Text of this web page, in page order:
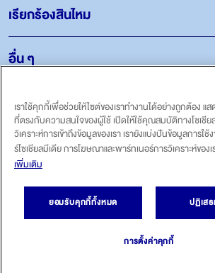
เรียกร้องสินไหม
อื่น ๆ
ภาษา
สายด่วน
เราใช้คุกกี้เพื่อช่วยให้ไซต์ของเราทำงานได้อย่างถูกต้อง แ
ที่ตรงกับความสนใจของผู้ใช้ เปิดให้ใช้คุณสมบัติทางโซเชีย
วิเคราะห์การเข้าถึงข้อมูลของเรา เรายังแบ่งปันข้อมูลการใ
ร์โซเชียลมีเดีย การโฆษณาและพาร์ทเนอร์การวิเคราะห์ของ
เพิ่มเติม
ยอมรับคุกกี้ทั้งหมด ปฏิเส
การตั้งค่าคุกกี้